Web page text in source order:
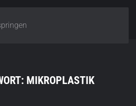
MIKROPLASTIK